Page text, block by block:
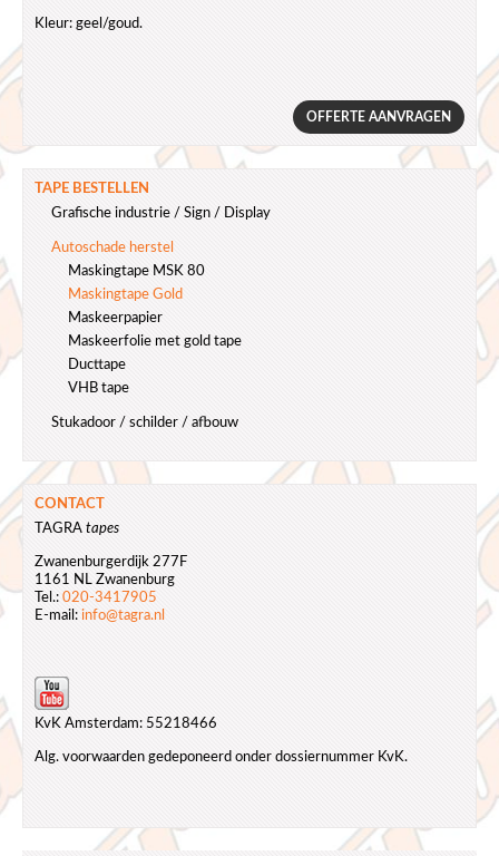
Kleur: geel/goud.
OFFERTE AANVRAGEN
TAPE BESTELLEN
Grafische industrie / Sign / Display
Autoschade herstel
Maskingtape MSK 80
Maskingtape Gold
Maskeerpapier
Maskeerfolie met gold tape
Ducttape
VHB tape
Stukadoor / schilder / afbouw
CONTACT
TAGRA tapes
Zwanenburgerdijk 277F
1161 NL Zwanenburg
Tel.: 020-3417905
E-mail: info@tagra.nl
KvK Amsterdam: 55218466
Alg. voorwaarden gedeponeerd onder dossiernummer KvK.